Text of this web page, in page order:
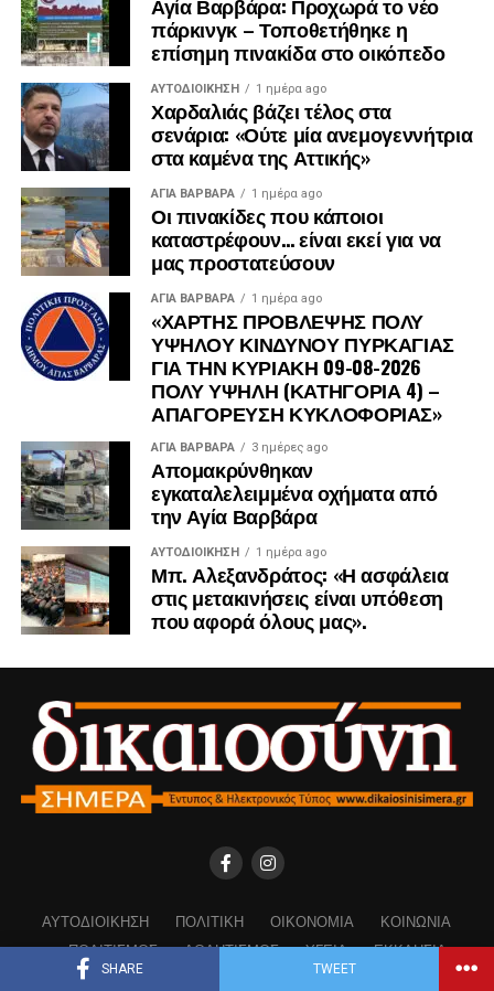
SHARE TWEET
πάρκινγκ – Τοποθετήθηκε η
επίσημη πινακίδα στο οικόπεδο
ΑΥΤΟΔΙΟΊΚΗΣΗ 1 ημέρα ago
Χαρδαλιάς βάζει τέλος στα
σενάρια: «Ούτε μία ανεμογεννήτρια
στα καμένα της Αττικής»
ΑΓΙΑ ΒΑΡΒΑΡΑ 1 ημέρα ago
Οι πινακίδες που κάποιοι
καταστρέφουν… είναι εκεί για να
μας προστατεύσουν
ΑΓΙΑ ΒΑΡΒΑΡΑ 1 ημέρα ago
«ΧΑΡΤΗΣ ΠΡΟΒΛΕΨΗΣ ΠΟΛΥ
ΥΨΗΛΟΥ ΚΙΝΔΥΝΟΥ ΠΥΡΚΑΓΙΑΣ
ΓΙΑ ΤΗΝ ΚΥΡΙΑΚΗ 09-08-2026
ΠΟΛΥ ΥΨΗΛΗ (ΚΑΤΗΓΟΡΙΑ 4) –
ΑΠΑΓΟΡΕΥΣΗ ΚΥΚΛΟΦΟΡΙΑΣ»
ΑΓΙΑ ΒΑΡΒΑΡΑ 3 ημέρες ago
Απομακρύνθηκαν
εγκαταλελειμμένα οχήματα από
την Αγία Βαρβάρα
ΑΥΤΟΔΙΟΊΚΗΣΗ 1 ημέρα ago
Μπ. Αλεξανδράτος: «Η ασφάλεια
στις μετακινήσεις είναι υπόθεση
που αφορά όλους μας».
ΑΥΤΟΔΙΟΊΚΗΣΗ ΠΟΛΙΤΙΚΉ ΟΙΚΟΝΟΜΊΑ
ΚΟΙΝΩΝΊΑ
ΠΟΛΙΤΙΣΜΌΣ
ΑΘΛΗΤΙΣΜΌΣ ΥΓΕΊΑ
ΕΚΚΛΗΣΊΑ
ΣΑΝ ΣΉΜΕΡΑ